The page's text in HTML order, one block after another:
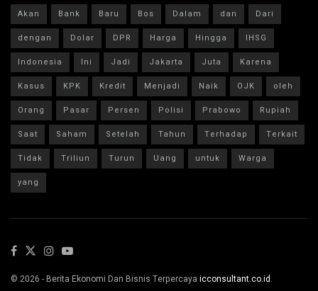
Akan Bank Baru Bos Dalam dan
Dari
dengan
Dolar DPR Harga Hingga
IHSG
Indonesia
Ini Jadi Jakarta Juta
Karena
Kasus
KPK Kredit Menjadi Naik OJK
oleh
Orang
Pasar Persen Polisi Prabowo
Rupiah
Saat
Saham Setelah Tahun Terhadap
Terkait
Tidak
Triliun Turun Uang untuk
Warga
yang
© 2026 - Berita Ekonomi Dan Bisnis Terpercaya icconsultant.co.id.